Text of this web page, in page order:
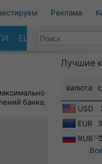
Реклама
ЕЩЕ
банка.
Лучшие
валюта
USD
EUR
RUB 100